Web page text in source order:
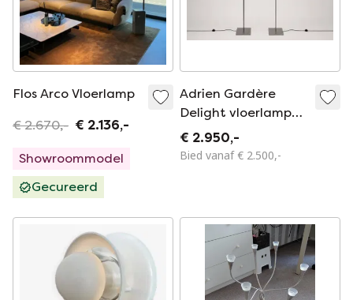
Flos Arco Vloerlamp
€ 2.670,- € 2.136,-
Showroommodel
Gecureerd
Adrien Gardère
Delight vloerlampen
– paar – Cinna /
Ligne Roset –
€ 2.950,-
Bied vanaf € 2.500,-